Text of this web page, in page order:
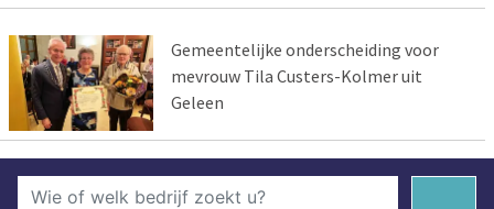
Gemeentelijke onderscheiding voor
mevrouw Tila Custers-Kolmer uit
Geleen